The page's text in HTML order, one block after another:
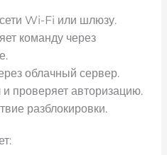
Wi-Fi или шлюзу.
команду через
облачный сервер.
проверяет авторизацию.
разблокировки.